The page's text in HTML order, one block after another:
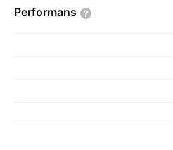
Performans